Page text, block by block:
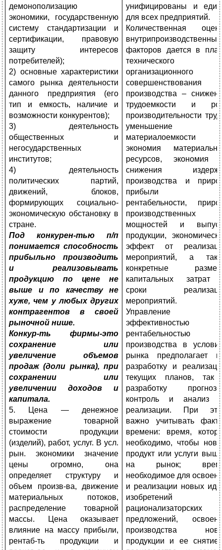
демонополизацию
экономики, государственную
систему стандартизации и
сертификации, правовую
защиту интересов
потребителей);
2) основные характеристики
самого рынка деятельности
данного предприятия (его
тип и емкость, наличие и
возможности конкурентов);
3) деятельность
общественных и
негосударственных
институтов;
4) деятельность
политических партий,
движений, блоков,
формирующих социально-
экономическую обстановку в
стране.
Под конкурен-тью п/п
понимается способность
прибыльно производить
и реализовывать
продукцию по цене не
выше и по качеству не
хуже, чем у любых других
контрагентов в своей
рыночной нише.
Конкур-ть фирмы-это
сохранение или
увеличение объемов
продаж (доли рынка), при
сохранении или
увеличении доходов и
капитала.
5. Цена — денежное
выражение товарной
стоимости продукции
(изделий), работ, услуг. В усл.
рын. экономики значение
цены огромно, она
определяет структуру и
объем произв-ва, движение
материальных потоков,
распределение товарной
массы. Цена оказывает
влияние на массу прибыли,
рентаб-ть продукции и
унифицированы и
для всех предприятий.
Количественная
внутрипроизводственных
факторов дается в
технического
организационного
совершенствования
производства –
трудоемкости и
производительности
уменьшение
материалоемкости
экономия
ресурсов, экономия
снижения
производства и
прибыли
рентабельности,
производственных
мощностей и
продукции,
эффект от
мероприятий, а
конкретные
капитальных затрат
сроки
мероприятий.
Управление
эффективностью
рентабельностью
производства в
рынка предполагает
разработку и
текущих планов, так
разработку
контроль и анализ
реализации. При
важно учитывать
времени: время,
необходимо, чтобы
продукт или услуги
на рынок;
необходимое для
и реализации новых
изобретений
рационализаторских
предложений,
производства
продукции и ее снятие